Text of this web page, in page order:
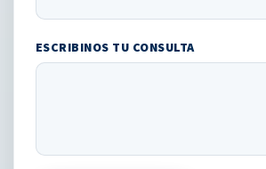
ESCRIBINOS TU CONSULTA